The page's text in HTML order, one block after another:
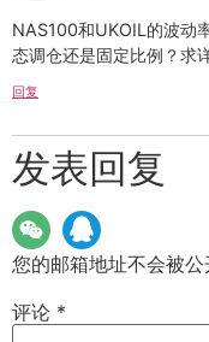
NAS100和UKOIL的波动
态调仓还是固定比例？求
回复
发表回复
您的邮箱地址不会被公
评论 *